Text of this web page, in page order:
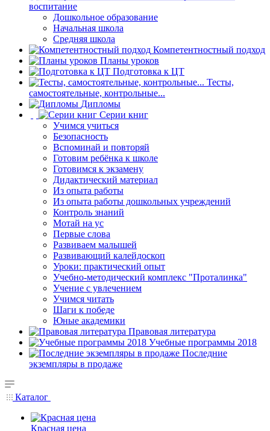
воспитание
Дошкольное образование
Начальная школа
Средняя школа
Компетентностный подход
Планы уроков
Подготовка к ЦТ
Тесты,
самостоятельные, контрольные...
Дипломы
Серии книг
Учимся учиться
Безопасность
Вспоминай и повторяй
Готовим ребёнка к школе
Готовимся к экзамену
Дидактический материал
Из опыта работы
Из опыта работы дошкольных учреждений
Контроль знаний
Мотай на ус
Первые слова
Развиваем малышей
Развивающий калейдоскоп
Уроки: практический опыт
Учебно-методический комплекс "Проталинка"
Учение с увлечением
Учимся читать
Шаги к победе
Юные академики
Правовая литература
Учебные программы 2018
Последние
экземпляры в продаже
Каталог
Красная цена